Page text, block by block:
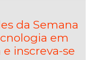
da Semana
em
inscreva-se